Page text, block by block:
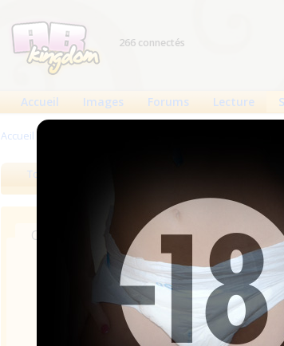
266 connectés
Accueil Images Forums Lecture
Accueil
Tous les produits
Chercher dans les revendeurs
Nom